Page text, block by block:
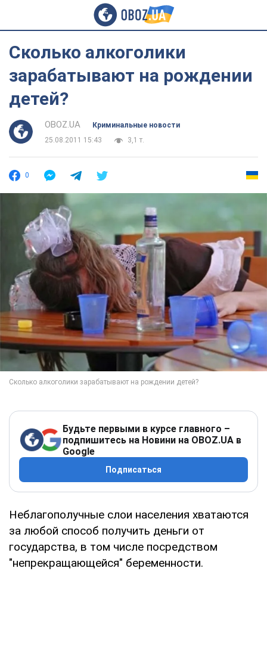
Сколько алкоголики
зарабатывают на рождении
детей?
OBOZ.UA
Криминальные новости
25.08.2011 15:43
3,1 т.
0
Будьте первыми в курсе главного –
подпишитесь на Новини на OBOZ.UA в
Google
Подписаться
Неблагополучные слои населения хватаются
за любой способ получить деньги от
государства, в том числе посредством
"непрекращающейся" беременности.